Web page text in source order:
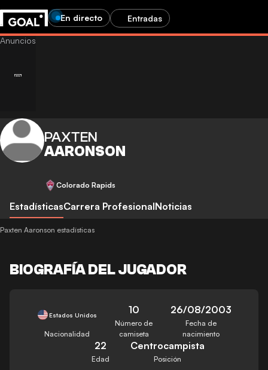
En directo Entradas
PAXTEN
AARONSON
Colorado Rapids
EstadísticasCarrera ProfesionalNoticias
Paxten Aaronson estadísticas
BIOGRAFÍA DEL JUGADOR
Estados Unidos
Nacionalidad
10
Número de
camiseta
26/08/2003
Fecha de
nacimiento
22
Edad
Centrocampista
Posición